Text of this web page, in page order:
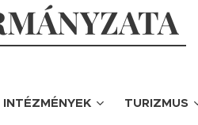
INTÉZMÉNYEK TURIZMUS